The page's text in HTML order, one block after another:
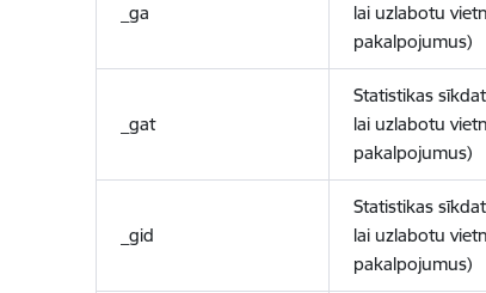
_ga
lai uzlabotu
pakalpojumus)
_gat
Statistikas
lai uzlabotu
pakalpojumus)
_gid
Statistikas
lai uzlabotu
pakalpojumus)